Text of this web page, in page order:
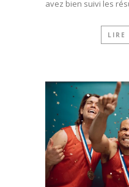
avez bien suivi les
LIRE